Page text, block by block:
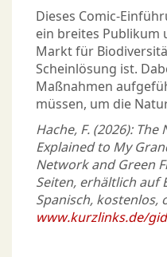
Dieses Comic-
ein breites
Markt für
Scheinlösung ist.
Maßnahmen
müssen, um die
Hache, F. (2026):
Explained to My
Network and Green
Seiten, erhältlich auf
Spanisch, kostenlos,
www.kurzlinks.de/